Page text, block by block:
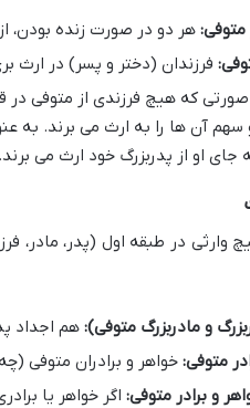
متوفی: هر دو در صورت زنده بودن،
فرزندان (دختر و پسر) در ارث
که هیچ فرزندی از متوفی در
آن ها را به ارث می برند. به
جای او از پدربزرگ خود ارث می برند.
وارثی در طبقه اول (پدر، مادر،
و مادربزرگ متوفی): هم اجداد
متوفی: خواهر و برادران متوفی
و برادر متوفی: اگر خواهر یا